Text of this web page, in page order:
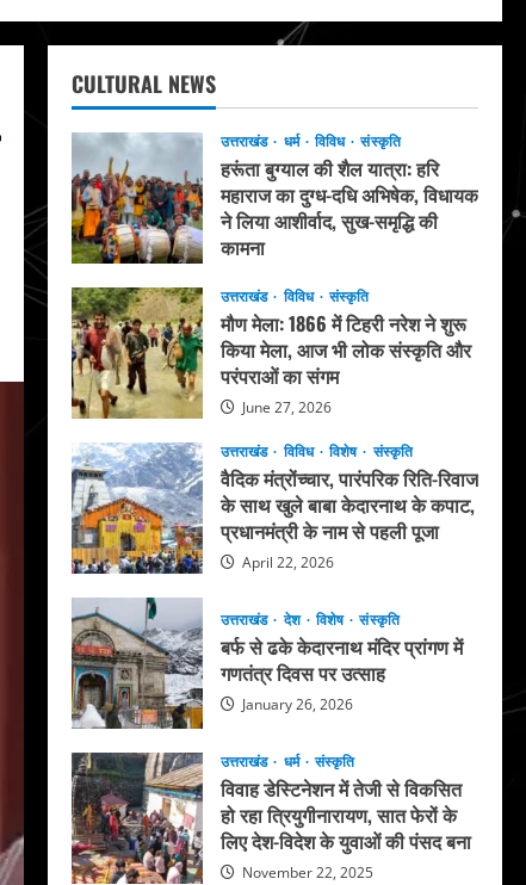
CULTURAL NEWS
उत्तराखंड धर्म विविध संस्कृति
हरूंता बुग्याल की शैल यात्रा: हरि
महाराज का दुग्ध-दधि अभिषेक, विधायक
ने लिया आशीर्वाद, सुख-समृद्धि की
कामना
उत्तराखंड
विविध संस्कृति
मौण मेला: 1866 में टिहरी नरेश ने शुरू
किया मेला, आज भी लोक संस्कृति और
परंपराओं का संगम
June 27, 2026
उत्तराखंड विविध विशेष संस्कृति
वैदिक मंत्रोंच्चार, पारंपरिक रिति-रिवाज
के साथ खुले बाबा केदारनाथ के कपाट,
प्रधानमंत्री के नाम से पहली पूजा
April 22, 2026
उत्तराखंड देश विशेष संस्कृति
बर्फ से ढके केदारनाथ मंदिर प्रांगण में
गणतंत्र दिवस पर उत्साह
January 26, 2026
उत्तराखंड धर्म संस्कृति
विवाह डेस्टिनेशन में तेजी से विकसित
हो रहा त्रियुगीनारायण, सात फेरों के
लिए देश-विदेश के युवाओं की पंसद बना
November 22, 2025